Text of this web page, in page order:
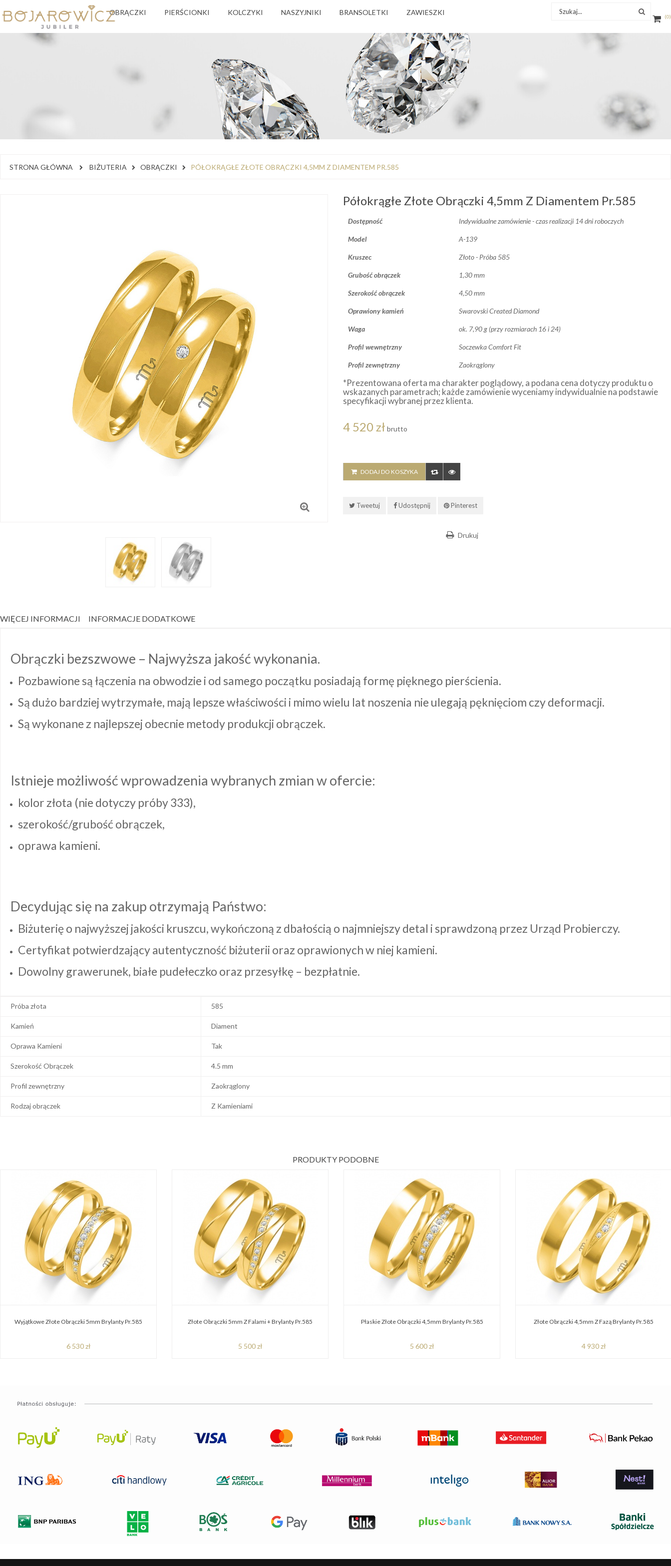
0
OBRĄCZKI PIERŚCIONKI KOLCZYKI NASZYJNIKI BRANSOLETKI ZAWIESZKI
STRONA GŁÓWNA BIŻUTERIA OBRĄCZKI PÓŁOKRĄGŁE ZŁOTE OBRĄCZKI 4,5MM Z DIAMENTEM PR.585
Półokrągłe Złote Obrączki 4,5mm Z Diamentem Pr.585
Dostępność Indywidualne zamówienie - czas realizacji 14 dni roboczych
Model A-139
Kruszec Złoto - Próba 585
Grubość obrączek 1,30 mm
Szerokość obrączek 4,50 mm
Oprawiony kamień Swarovski Created Diamond
Waga ok. 7,90 g (przy rozmiarach 16 i 24)
Profil wewnętrzny Soczewka Comfort Fit
Profil zewnętrzny Zaokrąglony
*Prezentowana oferta ma charakter poglądowy, a podana cena dotyczy produktu o
wskazanych parametrach; każde zamówienie wyceniamy indywidualnie na podstawie
specyfikacji wybranej przez klienta.
4 520 zł brutto
DODAJ DO KOSZYKA
Tweetuj Udostępnij Pinterest
Drukuj
WIĘCEJ INFORMACJI INFORMACJE DODATKOWE
Obrączki bezszwowe – Najwyższa jakość wykonania.
Pozbawione są łączenia na obwodzie i od samego początku posiadają formę pięknego pierścienia.
Są dużo bardziej wytrzymałe, mają lepsze właściwości i mimo wielu lat noszenia nie ulegają pęknięciom czy deformacji.
Są wykonane z najlepszej obecnie metody produkcji obrączek.
Istnieje możliwość wprowadzenia wybranych zmian w ofercie:
kolor złota (nie dotyczy próby 333),
szerokość/grubość obrączek,
oprawa kamieni.
Decydując się na zakup otrzymają Państwo:
Biżuterię o najwyższej jakości kruszcu, wykończoną z dbałością o najmniejszy detal i sprawdzoną przez Urząd Probierczy.
Certyfikat potwierdzający autentyczność biżuterii oraz oprawionych w niej kamieni.
Dowolny grawerunek, białe pudełeczko oraz przesyłkę – bezpłatnie.
Próba złota 585
Kamień Diament
Oprawa Kamieni Tak
Szerokość Obrączek 4.5 mm
Profil zewnętrzny Zaokrąglony
Rodzaj obrączek Z Kamieniami
PRODUKTY PODOBNE
Wyjątkowe Złote Obrączki 5mm Brylanty Pr.585
6 530 zł
Złote Obrączki 5mm Z Falami + Brylanty Pr.585
5 500 zł
Płaskie Złote Obrączki 4,5mm Brylanty Pr.585
5 600 zł
Złote Obrączki 4,5mm Z Fazą Brylanty Pr.585
4 930 zł